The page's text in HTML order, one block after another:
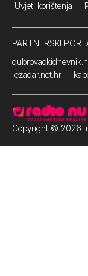
Uvjeti korištenja
PARTNERSKI
ezadar.net.hr
Copyright © 2026.